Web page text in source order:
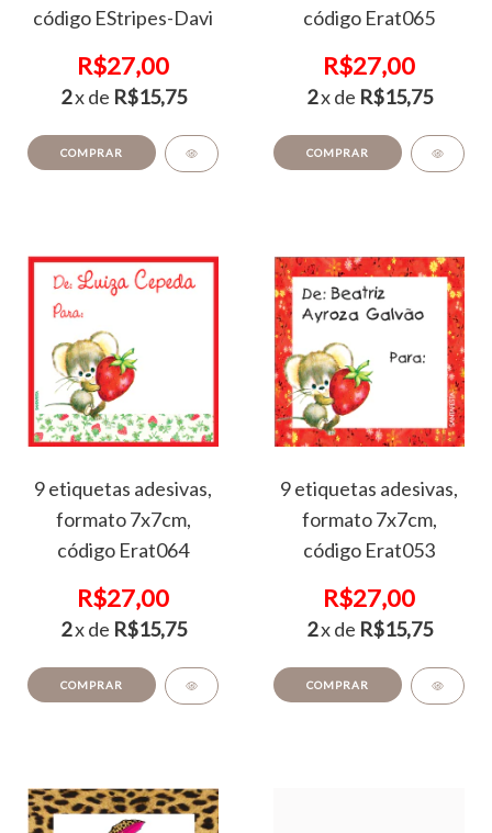
código EStripes-Davi
R$27,00
2x de R$15,75
COMPRAR
código Erat065
R$27,00
2x de R$15,75
COMPRAR
9 etiquetas adesivas,
formato 7x7cm,
código Erat064
R$27,00
2x de R$15,75
COMPRAR
9 etiquetas adesivas,
formato 7x7cm,
código Erat053
R$27,00
2x de R$15,75
COMPRAR